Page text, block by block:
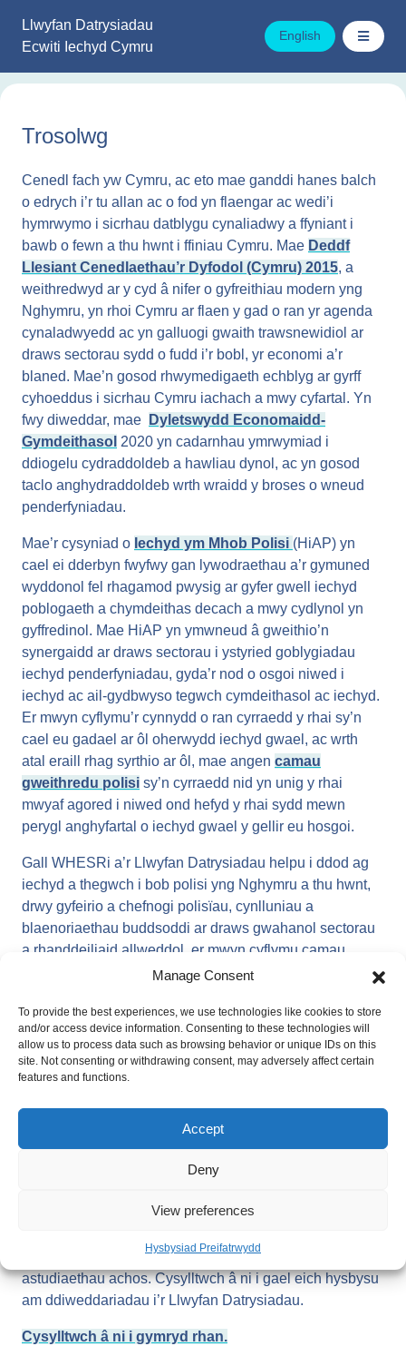
Manage Consent
To provide the best experiences, we use technologies like cookies to store
and/or access device information. Consenting to these technologies will
allow us to process data such as browsing behavior or unique IDs on this
site. Not consenting or withdrawing consent, may adversely affect certain
features and functions.
Accept
Deny
View preferences
Hysbysiad Preifatrwydd
cynnwys
Llwyfan Datrysiadau
Ecwiti Iechyd Cymru
English
Trosolwg
Cenedl fach yw Cymru, ac eto mae ganddi hanes balch
o edrych i’r tu allan ac o fod yn flaengar ac wedi’i
hymrwymo i sicrhau datblygu cynaliadwy a ffyniant i
bawb o fewn a thu hwnt i ffiniau Cymru. Mae Deddf
Llesiant Cenedlaethau’r Dyfodol (Cymru) 2015, a
weithredwyd ar y cyd â nifer o gyfreithiau modern yng
Nghymru, yn rhoi Cymru ar flaen y gad o ran yr agenda
cynaladwyedd ac yn galluogi gwaith trawsnewidiol ar
draws sectorau sydd o fudd i’r bobl, yr economi a’r
blaned. Mae’n gosod rhwymedigaeth echblyg ar gyrff
cyhoeddus i sicrhau Cymru iachach a mwy cyfartal. Yn
fwy diweddar, mae
Dyletswydd Economaidd-
Gymdeithasol 2020 yn cadarnhau ymrwymiad i
ddiogelu cydraddoldeb a hawliau dynol, ac yn gosod
taclo anghydraddoldeb wrth wraidd y broses o wneud
penderfyniadau.
Mae’r cysyniad o Iechyd ym Mhob Polisi (HiAP) yn
cael ei dderbyn fwyfwy gan lywodraethau a’r gymuned
wyddonol fel rhagamod pwysig ar gyfer gwell iechyd
poblogaeth a chymdeithas decach a mwy cydlynol yn
gyffredinol. Mae HiAP yn ymwneud â gweithio’n
synergaidd ar draws sectorau i ystyried goblygiadau
iechyd penderfyniadau, gyda’r nod o osgoi niwed i
iechyd ac ail-gydbwyso tegwch cymdeithasol ac iechyd.
Er mwyn cyflymu’r cynnydd o ran cyrraedd y rhai sy’n
cael eu gadael ar ôl oherwydd iechyd gwael, ac wrth
atal eraill rhag syrthio ar ôl, mae angen camau
gweithredu polisi sy’n cyrraedd nid yn unig y rhai
mwyaf agored i niwed ond hefyd y rhai sydd mewn
perygl anghyfartal o iechyd gwael y gellir eu hosgoi.
Gall WHESRi a’r Llwyfan Datrysiadau helpu i ddod ag
iechyd a thegwch i bob polisi yng Nghymru a thu hwnt,
drwy gyfeirio a chefnogi polisïau, cynlluniau a
blaenoriaethau buddsoddi ar draws gwahanol sectorau
a rhanddeiliaid allweddol, er mwyn cyflymu camau
gweithredu a chynnydd tuag at gau’r bwlch iechyd a
thu hwnt.
Y Pum Amod Hanfodol
cymdeithas fwy cynaliadwy a theg yng Nghymru.
Cael yr wybodaeth ddiweddaraf.
Diweddarir Llwyfan Datrysiadau Tegwch Iechyd Cymru
gan gynnwys data, polisïau, adroddiadau ac
astudiaethau achos. Cysylltwch â ni i gael eich hysbysu
am ddiweddariadau i’r Llwyfan Datrysiadau.
Cysylltwch â ni i gymryd rhan.